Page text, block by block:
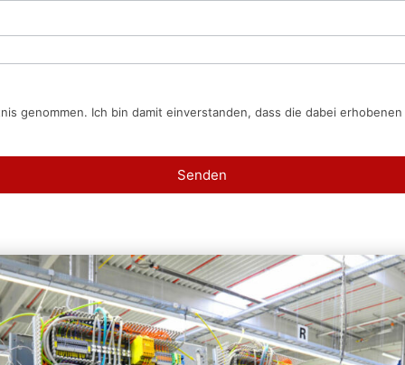
genommen. Ich bin damit einverstanden, dass die dabei
Senden